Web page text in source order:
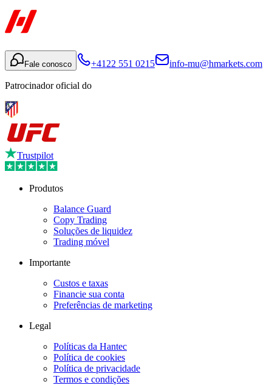
Fale conosco +4122 551 0215 info-mu@hmarkets.com
Patrocinador oficial do
Trustpilot
Produtos
Balance Guard
Copy Trading
Soluções de liquidez
Trading móvel
Importante
Custos e taxas
Financie sua conta
Preferências de marketing
Legal
Políticas da Hantec
Política de cookies
Política de privacidade
Termos e condições